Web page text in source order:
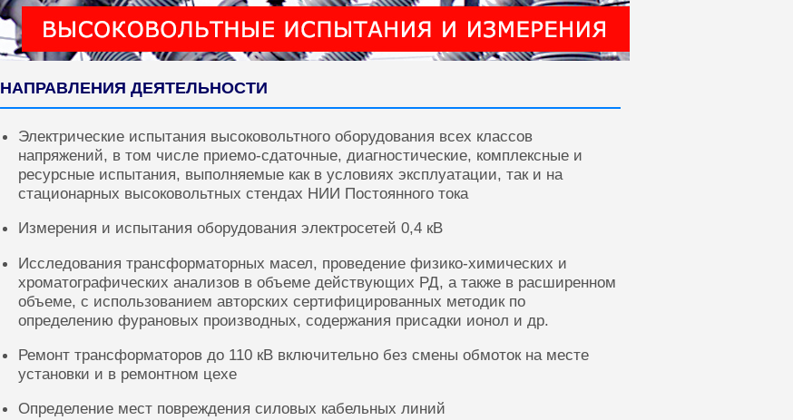
НАПРАВЛЕНИЯ ДЕЯТЕЛЬНОСТИ
Электрические испытания высоковольтного оборудования всех классов
напряжений, в том числе приемо-сдаточные, диагностические, комплексные и
ресурсные испытания, выполняемые как в условиях эксплуатации, так и на
стационарных высоковольтных стендах НИИ Постоянного тока
Измерения и испытания оборудования электросетей 0,4 кВ
Исследования трансформаторных масел, проведение физико-химических и
хроматографических анализов в объеме действующих РД, а также в расширенном
объеме, с использованием авторских сертифицированных методик по
определению фурановых производных, содержания присадки ионол и др.
Ремонт трансформаторов до 110 кВ включительно без смены обмоток на месте
установки и в ремонтном цехе
Определение мест повреждения силовых кабельных линий